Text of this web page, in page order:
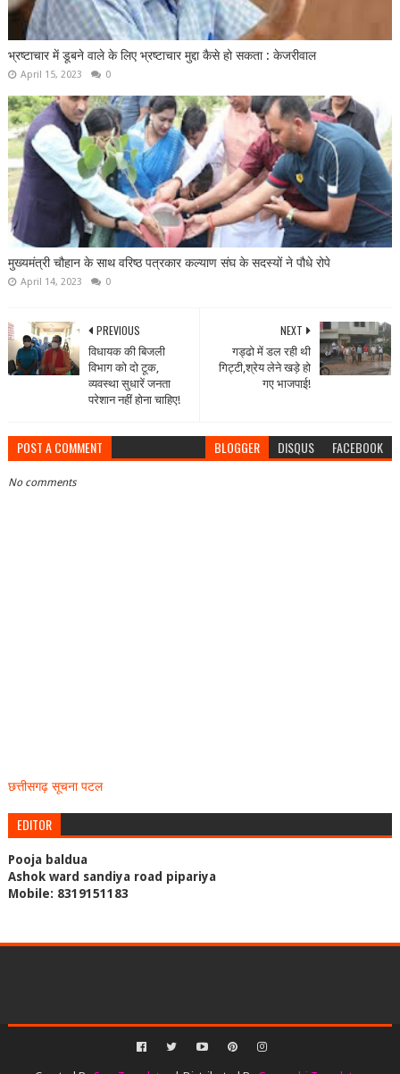
भ्रष्टाचार में डूबने वाले के लिए भ्रष्टाचार मुद्दा कैसे हो सकता : केजरीवाल
April 15, 2023 0
मुख्यमंत्री चौहान के साथ वरिष्ठ पत्रकार कल्याण संघ के सदस्यों ने पौधे रोपे
April 14, 2023 0
NEXT
गड्ढो में डल रही थी
गिट्टी,श्रेय लेने खड़े हो
गए भाजपाई!
PREVIOUS
विधायक की बिजली
विभाग को दो टूक,
व्यवस्था सुधारें जनता
परेशान नहीं होना चाहिए!
POST A COMMENT BLOGGER DISQUS FACEBOOK
No comments
छत्तीसगढ़ सूचना पटल
EDITOR
Pooja baldua
Ashok ward sandiya road pipariya
Mobile: 8319151183